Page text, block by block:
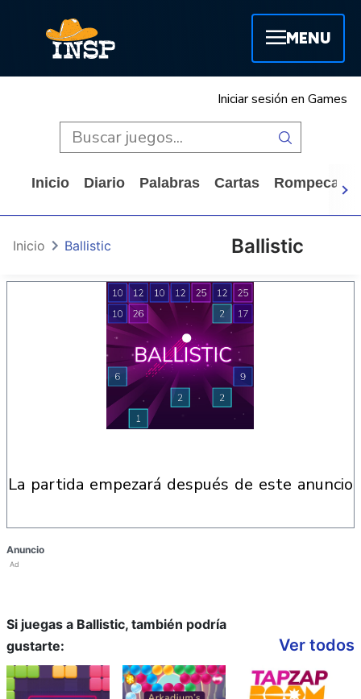
MENU
Iniciar sesión en Games
Inicio Diario Palabras Cartas
Ballistic
Inicio Ballistic
la partida empezará después de este anuncio
Anuncio
Ad
Si juegas a Ballistic, también podría
gustarte:
Ver todos